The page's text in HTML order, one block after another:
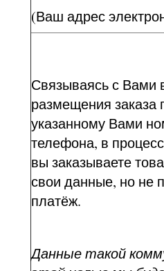
(Ваш адрес
Связываясь с Вами
размещения заказа
указанному Вами
телефона, в
вы заказываете
свои данные, но не
платёж.
Данные такой